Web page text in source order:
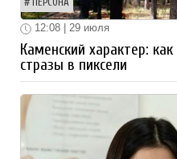
ПЕРСОНА
12:08 | 29 июля
Каменский характер:
стразы в пиксели